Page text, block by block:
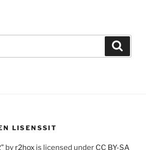
LISENSSIT
by r2hox is licensed under CC BY-SA